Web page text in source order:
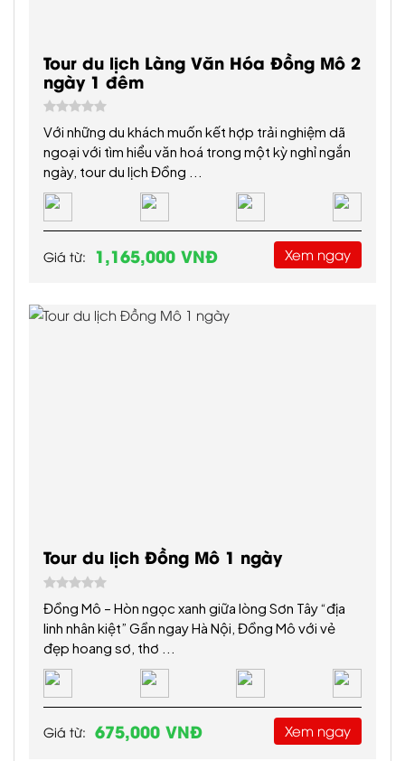
Tour du lịch Đồng Mô 1 ngày
Đồng Mô – Hòn ngọc xanh giữa lòng Sơn Tây “địa
linh nhân kiệt” Gần ngay Hà Nội, Đồng Mô với vẻ
đẹp hoang sơ, thơ ...
675,000 VNĐ
Đã đăng Thứ Năm, 18 Tháng 12, 2025
Top 10 địa điểm tổ chức tiệc cưới ngoài
trời đẹp nhất tại Hà Nội